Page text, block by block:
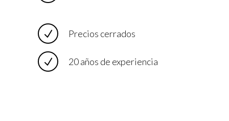
Precios cerrados
20 años de experiencia